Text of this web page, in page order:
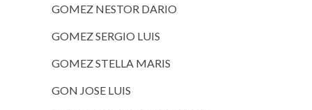
GOMEZ NESTOR DARIO
GOMEZ SERGIO LUIS
GOMEZ STELLA MARIS
GON JOSE LUIS